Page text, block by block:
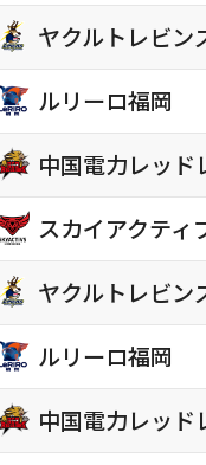
ヤクルトレビン
ルリーロ福岡
中国電力レッド
スカイアクティ
ヤクルトレビン
ルリーロ福岡
中国電力レッド